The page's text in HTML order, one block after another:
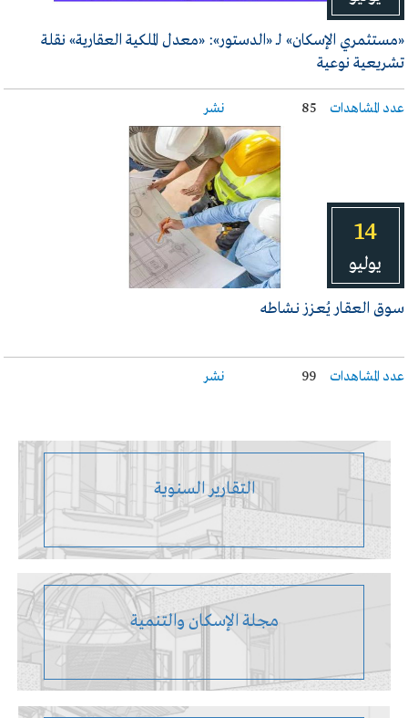
«مستثمري الإسكان» لـ «الدستور»: «معدل الملكية العقارية» نقلة
تشريعية نوعية
نشر عدد المشاهدات 85
14
يوليو
سـوق العقـار يُعـزز نـشاطه
نشر عدد المشاهدات 99
التقارير السنوية
مجلة الإسكان والتنمية